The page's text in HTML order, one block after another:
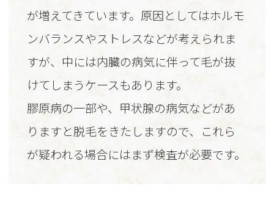
が増えてきています。原因としてはホルモ
ンバランスやストレスなどが考えられま
すが、中には内臓の病気に伴って毛が抜
けてしまうケースもあります。
膠原病の一部や、甲状腺の病気などがあ
りますと脱毛をきたしますので、これら
が疑われる場合にはまず検査が必要です。